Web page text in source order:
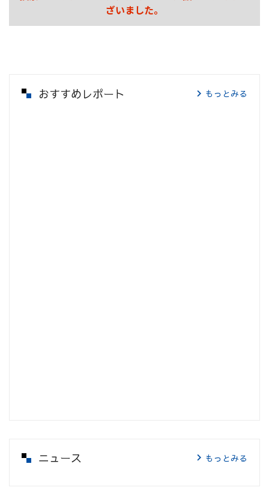
ざいました。
おすすめレポート もっとみる
ニュース もっとみる